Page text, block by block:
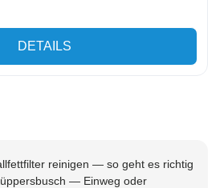
DETAILS
reinigen — so geht es richtig
— Einweg oder